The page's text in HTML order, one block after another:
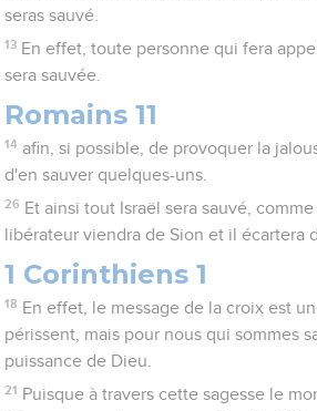
seras sauvé.
13 En effet, toute personne qui fera
sera sauvée.
Romains 11
14 afin, si possible, de provoquer la
d'en sauver quelques-uns.
26 Et ainsi tout Israël sera sauvé,
libérateur viendra de Sion et il écartera
1 Corinthiens 1
18 En effet, le message de la croix est
périssent, mais pour nous qui sommes
puissance de Dieu.
21 Puisque à travers cette sagesse le